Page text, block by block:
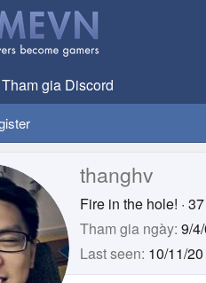
Tham gia Discord
thanghv
Fire in the hole! · 37
Tham gia ngày 9/
Last seen 10/11/20